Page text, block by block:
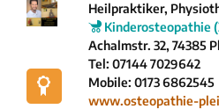
Heilpraktiker,
Kinderosteopathie
Achalmstr. 32, 74385
Tel: 07144 7029642
Mobile: 0173 6862545
www.osteopathie-